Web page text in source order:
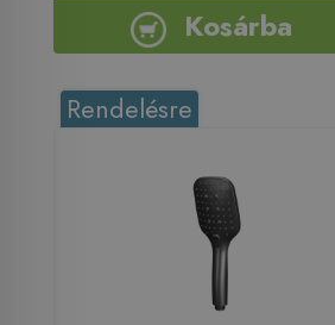
Kosárba
Rendelésre